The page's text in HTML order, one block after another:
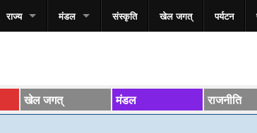
राज्य मंडल संस्कृति खेल जगत् पर्यटन
खेल जगत् मंडल राजनीति